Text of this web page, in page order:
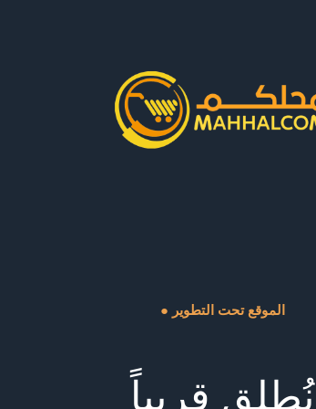
● الموقع تحت التطوير
نُطلق قريباً